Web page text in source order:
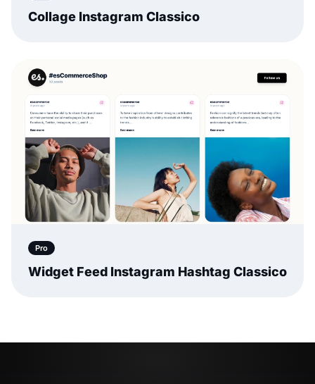
Collage Instagram Classico
Pro
Widget Feed Instagram Hashtag Classico